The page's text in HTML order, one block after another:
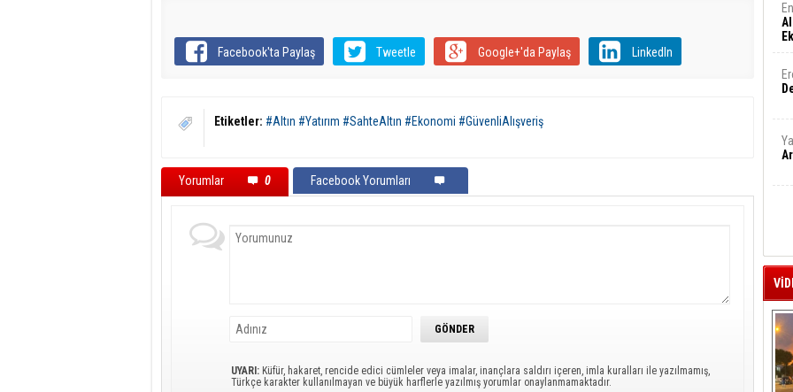
Facebook'ta Paylaş Tweetle Google+'da Paylaş LinkedIn
Etiketler: #Altın #Yatırım #SahteAltın #Ekonomi #GüvenliAlışveriş
Yorumlar 0 Facebook Yorumları
UYARI: Küfür, hakaret, rencide edici cümleler veya imalar, inançlara saldırı içeren, imla kuralları ile yazılmamış,
Türkçe karakter kullanılmayan ve büyük harflerle yazılmış yorumlar onaylanmamaktadır.